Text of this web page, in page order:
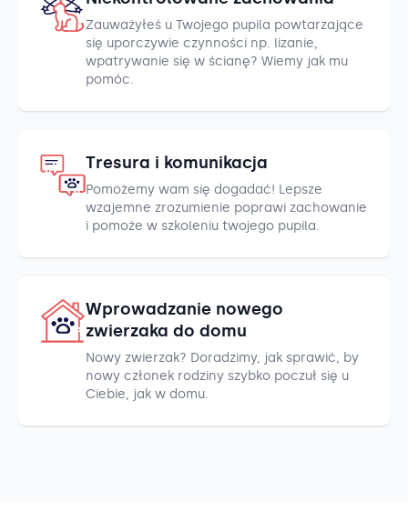
Zauważyłeś u Twojego pupila powtarzające
się uporczywie czynności np. lizanie,
wpatrywanie się w ścianę? Wiemy jak mu
pomóc.
Tresura i komunikacja
Pomożemy wam się dogadać! Lepsze
wzajemne zrozumienie poprawi zachowanie
i pomoże w szkoleniu twojego pupila.
Wprowadzanie nowego
zwierzaka do domu
Nowy zwierzak? Doradzimy, jak sprawić, by
nowy członek rodziny szybko poczuł się u
Ciebie, jak w domu.